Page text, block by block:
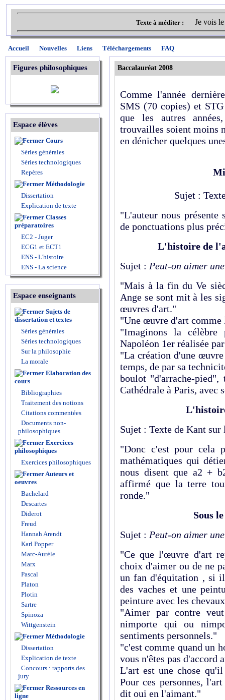
Texte à méditer : Je vois
Accueil Nouvelles Liens Téléchargements FAQ
Figures philosophiques
Espace élèves
Cours
Séries générales
Séries technologiques
Repères
Méthodologie
Dissertation
Explication de texte
Classes
préparatoires
EC2 - Juger
ECG1 et ECT1
ENS - L'histoire
ENS - La science
Espace enseignants
Sujets de
dissertation et textes
Séries générales
Séries technologiques
Sur la philosophie
La morale
Elaboration des
cours
Bibliographies
Traitement des notions
Citations commentées
Documents non-
philosophiques
Exercices
philosophiques
Exercices philosophiques
Auteurs et
oeuvres
Bachelard
Descartes
Diderot
Freud
Hannah Arendt
Karl Popper
Marc-Aurèle
Marx
Pascal
Platon
Plotin
Sartre
Spinoza
Wittgenstein
Méthodologie
Dissertation
Explication de texte
Concours : rapports des
jury
Ressources en
ligne
Baccalauréat 2008
Comme l'année
SMS (70 copies) et
que les autres
trouvailles soient moins
en dénicher quelques
Sujet :
"L'auteur nous présente
de ponctuations plus
L'histoire de
Sujet : Peut-on aimer
"Mais à la fin du Ve
Ange se sont mit à les
œuvres d'art."
"Une œuvre d'art comme
"Imaginons la célèbre
Napoléon 1er réalisée
"La création d'une
temps, de par sa
boulot "d'arrache-
Cathédrale à Paris, avec
Sujet : Texte de Kant sur
"Donc c'est pour cela
mathématiques qui
nous disent que a2 +
affirmé que la terre
ronde."
Sous
Sujet : Peut-on aimer
"Ce que l'œuvre d'art
choix d'aimer ou de ne
un fan d'équitation , si
des vaches et une
peinture avec les
"Aimer par contre
nimporte qui ou
sentiments personnels."
"c'est comme quand un
vous n'êtes pas d'accord
L'art est une chose
Pour ces personnes,
dit oui en l'aimant."